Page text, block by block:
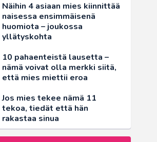
Näihin 4 asiaan mies kiinnittää
naisessa ensimmäisenä
huomiota – joukossa
yllätyskohta
10 pahaenteistä lausetta –
nämä voivat olla merkki siitä,
että mies miettii eroa
Jos mies tekee nämä 11
tekoa, tiedät että hän
rakastaa sinua